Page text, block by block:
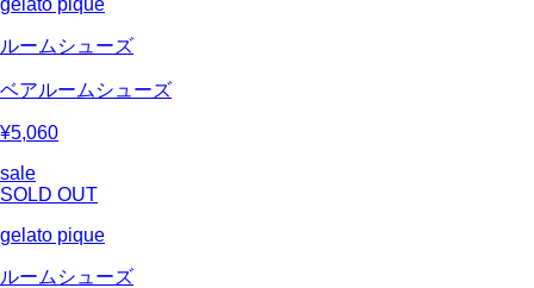
ルームシューズ
ベアルームシューズ
¥5,060
sale
SOLD OUT
gelato pique
ルームシューズ